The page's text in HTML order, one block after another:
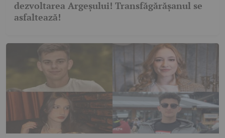
dezvoltarea Argeșului! Transfăgărășanul se
asfaltează!